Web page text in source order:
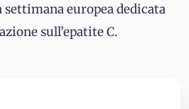
europea dedicata
sull’epatite C.